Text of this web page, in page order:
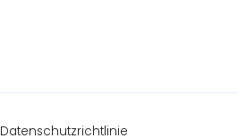
Datenschutzrichtlinie